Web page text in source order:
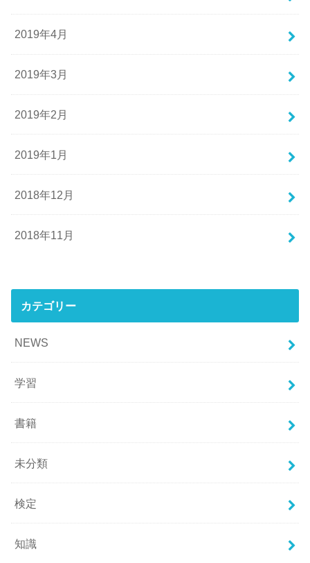
2019年4月
2019年3月
2019年2月
2019年1月
2018年12月
2018年11月
カテゴリー
NEWS
学習
書籍
未分類
検定
知識